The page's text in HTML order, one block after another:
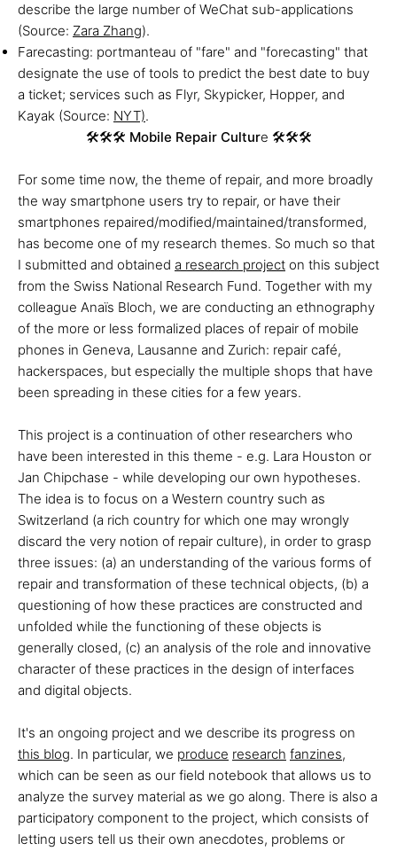
describe the large number of WeChat sub-applications
(Source: Zara Zhang).
Farecasting: portmanteau of "fare" and "forecasting" that
designate the use of tools to predict the best date to buy
a ticket; services such as Flyr, Skypicker, Hopper, and
Kayak (Source: NYT).
🛠️🛠️🛠️ Mobile Repair Culture 🛠️🛠️🛠️
For some time now, the theme of repair, and more broadly
the way smartphone users try to repair, or have their
smartphones repaired/modified/maintained/transformed,
has become one of my research themes. So much so that
I submitted and obtained a research project on this subject
from the Swiss National Research Fund. Together with my
colleague Anaïs Bloch, we are conducting an ethnography
of the more or less formalized places of repair of mobile
phones in Geneva, Lausanne and Zurich: repair café,
hackerspaces, but especially the multiple shops that have
been spreading in these cities for a few years.
This project is a continuation of other researchers who
have been interested in this theme - e.g. Lara Houston or
Jan Chipchase - while developing our own hypotheses.
The idea is to focus on a Western country such as
Switzerland (a rich country for which one may wrongly
discard the very notion of repair culture), in order to grasp
three issues: (a) an understanding of the various forms of
repair and transformation of these technical objects, (b) a
questioning of how these practices are constructed and
unfolded while the functioning of these objects is
generally closed, (c) an analysis of the role and innovative
character of these practices in the design of interfaces
and digital objects.
It's an ongoing project and we describe its progress on
this blog. In particular, we produce research fanzines,
which can be seen as our field notebook that allows us to
analyze the survey material as we go along. There is also a
participatory component to the project, which consists of
letting users tell us their own anecdotes, problems or